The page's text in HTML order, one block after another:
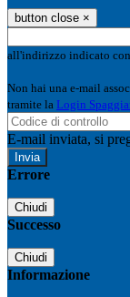
button close ×
all'indirizzo indicato
Non hai una e-mail
tramite la Login
E-mail inviata, si
Errore
Chiudi
Successo
Chiudi
Informazione